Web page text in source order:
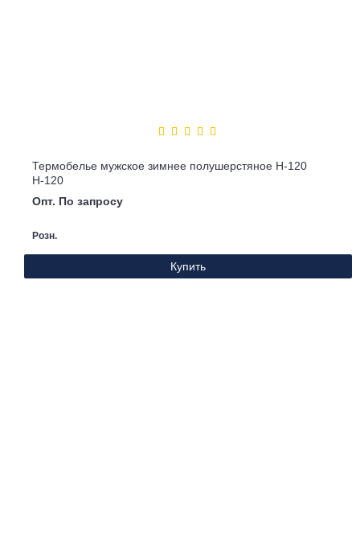
Термобелье мужское зимнее полушерстяное Н-120
Н-120
Опт. По запросу
Розн.
Купить